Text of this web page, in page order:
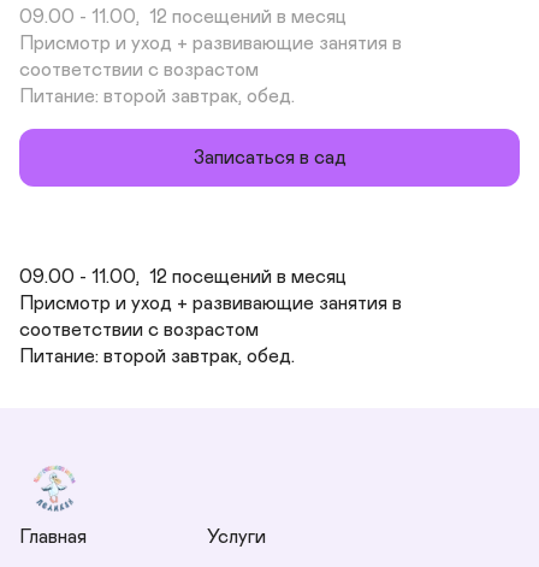
09.00 - 11.00,  12 посещений в месяц
Присмотр и уход + развивающие занятия в
соответствии с возрастом
Питание: второй завтрак, обед.
Записаться в сад
09.00 - 11.00,  12 посещений в месяц
Присмотр и уход + развивающие занятия в
соответствии с возрастом
Питание: второй завтрак, обед.
Главная Услуги